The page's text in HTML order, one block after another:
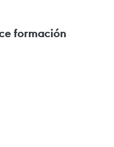
formación